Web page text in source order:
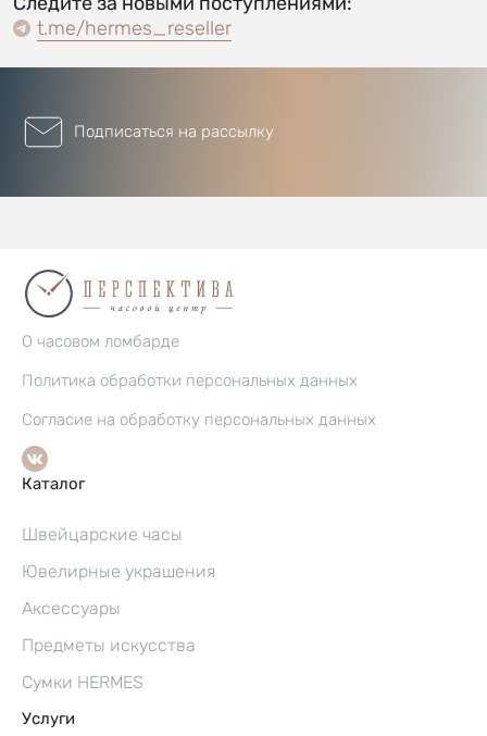
t.me/hermes_reseller
Подписаться на рассылку
О часовом ломбарде
Политика обработки персональных данных
Согласие на обработку персональных данных
Каталог
Швейцарские часы
Ювелирные украшения
Аксессуары
Предметы искусства
Сумки HERMES
Услуги